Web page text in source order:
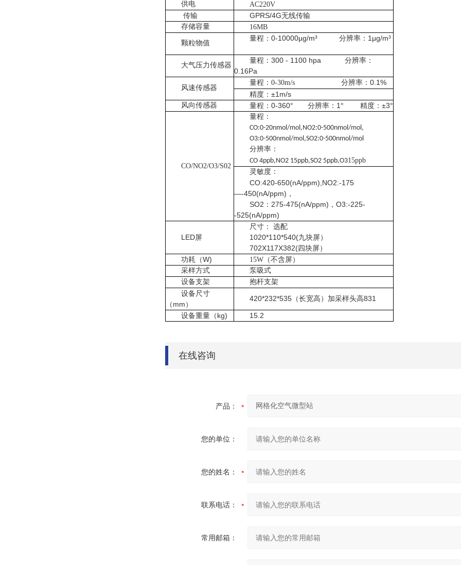
供电
AC220V
传输
GPRS/4G无线传输
存储容量 16MB
颗粒物值
量程：0-10000µg/m³ 分辨率：1μg/m³
大气压力传感器
量程：300 - 1100 hpa
分辨率：
0.16Pa
风速传感器
量程： 0-30m/s 分辨率：0.1%
精度：±1m/s
风向传感器 量程：0-360° 分辨率：1° 精度：±3°
CO/NO2/O3/S02
量程：
CO:0-20nmol/mol,NO2:0-500nmol/mol,
O3:0-500nmol/mol,SO2:0-500nmol/mol
分辨率：
CO 4ppb,NO2 15ppb,SO2 5ppb,O315ppb
灵敏度：
CO:420-650(nA/ppm),NO2:-175
—-450(nA/ppm)，
SO2：275-475(nA/ppm)，O3:-225-
-525(nA/ppm)
LED屏
尺寸： 选配
1020*110*540(九块屏）
702X117X382(四块屏）
功耗（W)
15W（不含屏）
采样方式
泵吸式
设备支架
抱杆支架
设备尺寸
（mm）
420*232*535（长宽高）加采样头高831
设备重量（kg) 15.2
在线咨询
产品：
您的单位：
您的姓名：
联系电话：
常用邮箱：